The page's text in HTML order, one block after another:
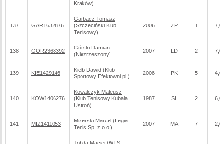
Kraków)
137 GAR1632876
Garbacz Tomasz
(Szczeciński Klub
Tenisowy)
2006 ZP 1
138 GOR2368392
Górski Damian
(Niezrzeszony)
2007 LD 2
139 KIE1429146
Kiełb Dawid (Klub
Sportowy Efektowni.pl )
2008 PK 5
140 KOW1406276
Kowalczyk Mateusz
(Klub Tenisowy Kubala
Ustroń)
1987 SL 2
141 MIZ1411053
Mizerski Marcel (Legia
Tenis Sp. z o.o.)
2007 MA 7
Jobda Maciej (WTS